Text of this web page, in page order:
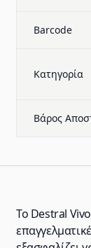
Barcode
Κατηγορία
Βάρος
Το Destral